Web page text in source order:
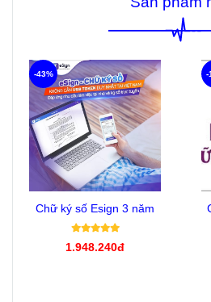
giúp khách hàng nhanh
Chữ ký số Esign 3 năm
1.948.240đ
-43% -